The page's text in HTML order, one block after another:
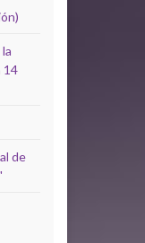
14
de